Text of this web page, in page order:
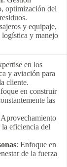
optimización del
y equipaje,
y manejo
en los
y aviación para
cliente.
en construir
las
Aprovechamiento
eficiencia del
: Enfoque en
de la fuerza